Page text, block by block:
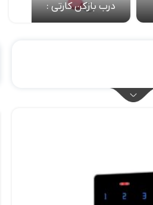
درب بازکن کارتی :